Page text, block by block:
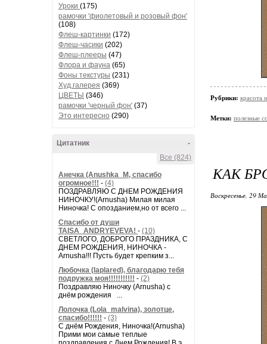
Уроки (175)
рамочки 'фиолетовый и розовый фон'
(108)
Флеш-картинки (172)
Флеш-часики (202)
Флеш-плееры (47)
Флора и фауна (65)
Фоны текстуры (231)
Худ.галерея (369)
ЦВЕТЫ (346)
рамочки 'черный фон' (37)
Это интересно (290)
-
Цитатник
Все (824)
Анечка (Anushka_M, спасибо
огромное!!! - (4)
ПОЗДРАВЛЯЮ С ДНЕМ РОЖДЕНИЯ
НИНОЧКУ!(Arnusha) Милая милая
Ниночка! С опозданием,но от всего ...
Спасибо от души
TAISA_ANDRYEVEVA! - (10)
СВЕТЛОГО, ДОБРОГО ПРАЗДНИКА, С
ДНЕМ РОЖДЕНИЯ, НИНОЧКА -
Arnusha!!! Пусть будет крепким з...
Любочка (laplared), благодарю тебя
подружка моя!!!!!!!!!!! - (2)
Поздравляю Ниночку (Arnusha) с
днём рождения ...
Лолочка (Lola_malvina), золотце,
спасибо!!!!!! - (3)
С днём Рождения, Ниночка!(Аrnusha)
Прими мои самые теплые
Рубрики: красота
Метки: полезные
КАК
Воскресенье, 29